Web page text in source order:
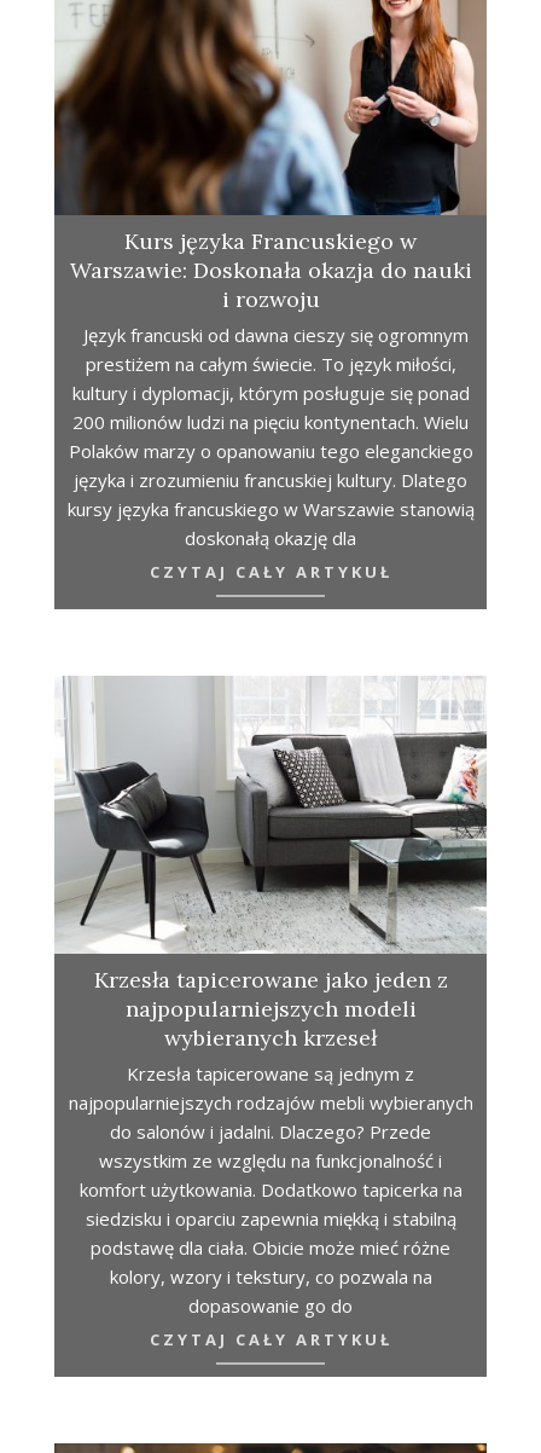
Kurs języka Francuskiego w
Warszawie: Doskonała okazja do nauki
i rozwoju
Język francuski od dawna cieszy się ogromnym
prestiżem na całym świecie. To język miłości,
kultury i dyplomacji, którym posługuje się ponad
200 milionów ludzi na pięciu kontynentach. Wielu
Polaków marzy o opanowaniu tego eleganckiego
języka i zrozumieniu francuskiej kultury. Dlatego
kursy języka francuskiego w Warszawie stanowią
doskonałą okazję dla
CZYTAJ CAŁY ARTYKUŁ
Krzesła tapicerowane jako jeden z
najpopularniejszych modeli
wybieranych krzeseł
Krzesła tapicerowane są jednym z
najpopularniejszych rodzajów mebli wybieranych
do salonów i jadalni. Dlaczego? Przede
wszystkim ze względu na funkcjonalność i
komfort użytkowania. Dodatkowo tapicerka na
siedzisku i oparciu zapewnia miękką i stabilną
podstawę dla ciała. Obicie może mieć różne
kolory, wzory i tekstury, co pozwala na
dopasowanie go do
CZYTAJ CAŁY ARTYKUŁ